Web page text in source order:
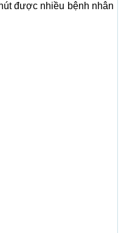
được nhiều bệnh nhân